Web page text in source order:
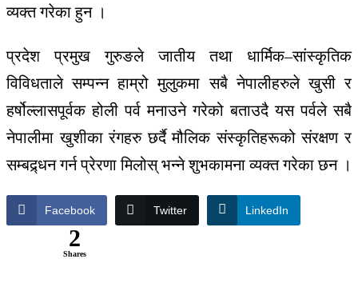
व्यक्त गरेका हुन ।
प्रदेश प्रमुख गुरुङले जातीय तथा धार्मिक–सांस्कृतिक
विविधताले सम्पन्न हाम्रो मुलुकमा सबै नेपालीहरुले खुसी र
हर्षोल्लासपूर्वक होली पर्व मनाउने गरेको बताउदै यस पर्वले सबै
नेपालीमा खुशीका रंगहरु छर्दै मौलिक संस्कृतिहरूको संरक्षण र
सम्बद्र्धन गर्न प्रेरणा मिलोस् भन्ने शुभकामना व्यक्त गरेका छन ।
Facebook Twitter LinkedIn
2
Shares